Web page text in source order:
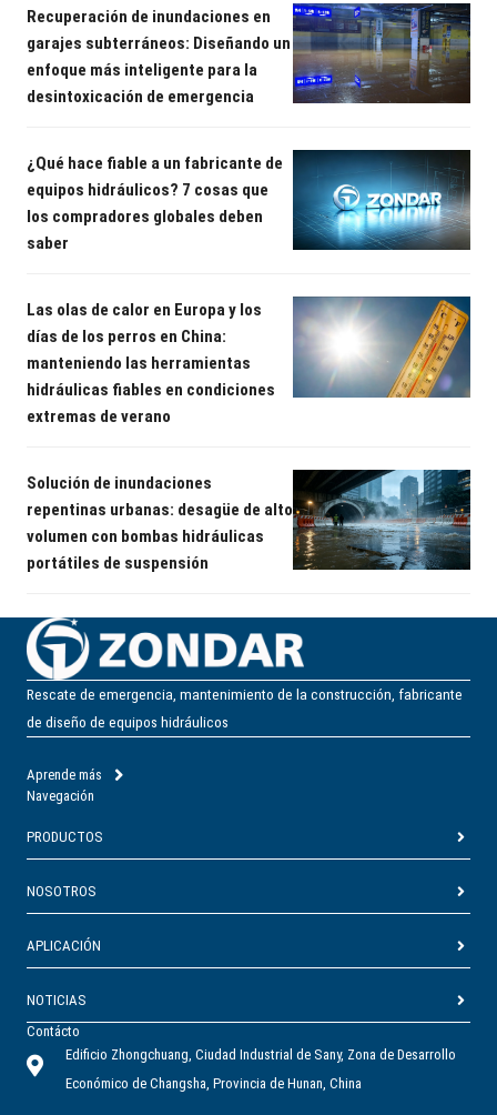
Recuperación de inundaciones en
garajes subterráneos: Diseñando un
enfoque más inteligente para la
desintoxicación de emergencia
¿Qué hace fiable a un fabricante de
equipos hidráulicos? 7 cosas que
los compradores globales deben
saber
Las olas de calor en Europa y los
días de los perros en China:
manteniendo las herramientas
hidráulicas fiables en condiciones
extremas de verano
Solución de inundaciones
repentinas urbanas: desagüe de alto
volumen con bombas hidráulicas
portátiles de suspensión
Rescate de emergencia, mantenimiento de la construcción, fabricante
de diseño de equipos hidráulicos
Aprende más
Navegación
PRODUCTOS
NOSOTROS
APLICACIÓN
NOTICIAS
Contácto
Edificio Zhongchuang, Ciudad Industrial de Sany, Zona de Desarrollo
Económico de Changsha, Provincia de Hunan, China